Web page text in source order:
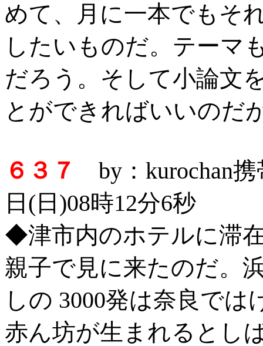
めて、月に一本でもそ
したいものだ。テーマ
だろう。そして小論文
とができればいいのだ
６３７
by：kurochan
日(日)08時12分6秒
◆津市内のホテルに滞
親子で見に来たのだ。
しの 3000発は奈良で
赤ん坊が生まれるとし